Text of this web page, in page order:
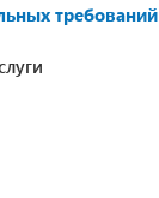
требований